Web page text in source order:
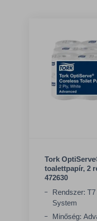
Tork
toalettpapír, 2
472630
Rendszer:
System
Minőség: